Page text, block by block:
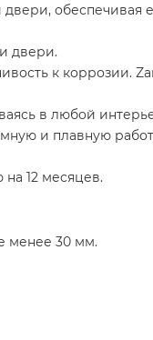
обеспечивая
двери.
к коррозии.
в любой
и плавную
12 месяцев.
менее 30 мм.